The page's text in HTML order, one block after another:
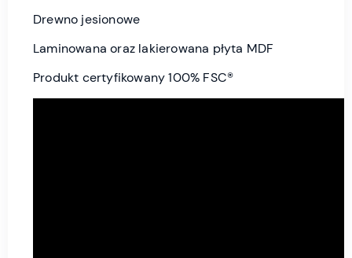
Drewno jesionowe
Laminowana oraz lakierowana płyta MDF
Produkt certyfikowany 100% FSC®